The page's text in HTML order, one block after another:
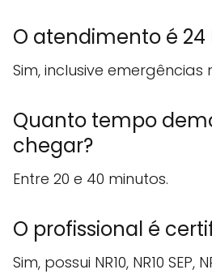
O atendimento é 24
Sim, inclusive emergências
Quanto tempo
chegar?
Entre 20 e 40 minutos.
O profissional é
Sim, possui NR10, NR10